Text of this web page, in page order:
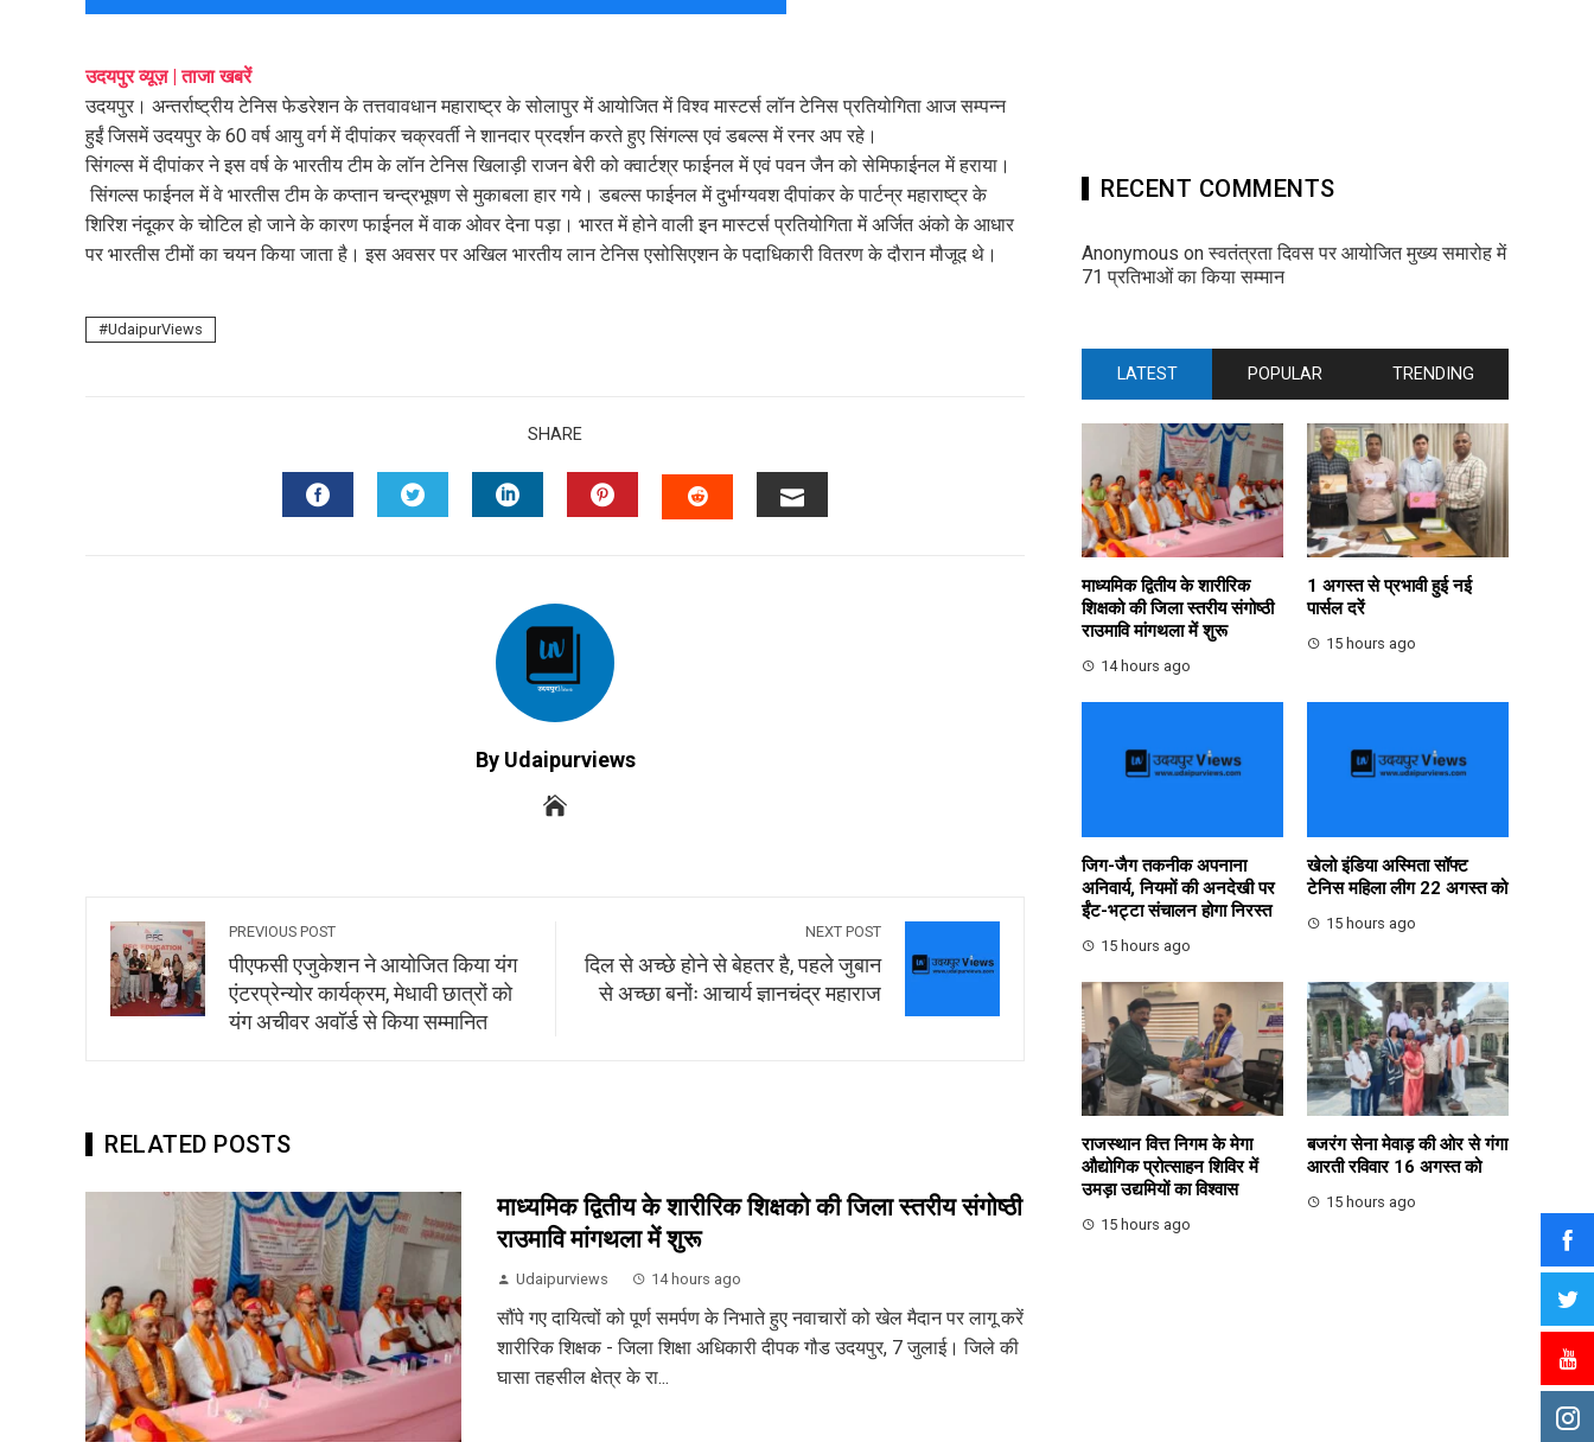
उदयपुर व्यूज़ | ताजा खबरें
उदयपुर। अन्तर्राष्ट्रीय टेनिस फेडरेशन के तत्तवावधान महाराष्ट्र के सोलापुर में आयोजित में विश्व मास्टर्स लॉन टेनिस प्रतियोगिता आज सम्पन्न
हुईं जिसमें उदयपुर के 60 वर्ष आयु वर्ग में दीपांकर चक्रवर्ती ने शानदार प्रदर्शन करते हुए सिंगल्स एवं डबल्स में रनर अप रहे।
सिंगल्स में दीपांकर ने इस वर्ष के भारतीय टीम के लॉन टेनिस खिलाड़ी राजन बेरी को क्वार्टश्र फाईनल में एवं पवन जैन को सेमिफाईनल में हराया।
सिंगल्स फाईनल में वे भारतीस टीम के कप्तान चन्द्रभूषण से मुकाबला हार गये। डबल्स फाईनल में दुर्भाग्यवश दीपांकर के पार्टन्र महाराष्ट्र के
शिरिश नंदूकर के चोटिल हो जाने के कारण फाईनल में वाक ओवर देना पड़ा। भारत में होने वाली इन मास्टर्स प्रतियोगिता में अर्जित अंको के आधार
पर भारतीस टीमों का चयन किया जाता है। इस अवसर पर अखिल भारतीय लान टेनिस एसोसिएशन के पदाधिकारी वितरण के दौरान मौजूद थे।
UdaipurViews
SHARE
By Udaipurviews
PREVIOUS POST
पीएफसी एजुकेशन ने आयोजित किया यंग
एंटरप्रेन्योर कार्यक्रम, मेधावी छात्रों को
यंग अचीवर अवॉर्ड से किया सम्मानित
NEXT POST
दिल से अच्छे होने से बेहतर है, पहले जुबान
से अच्छा बनोंः आचार्य ज्ञानचंद्र महाराज
RELATED POSTS
माध्यमिक द्वितीय के शारीरिक शिक्षको की जिला स्तरीय संगोष्ठी
राउमावि मांगथला में शुरू
Udaipurviews 14 hours ago
सौंपे गए दायित्वों को पूर्ण समर्पण के निभाते हुए नवाचारों को खेल मैदान पर लागू करें
शारीरिक शिक्षक - जिला शिक्षा अधिकारी दीपक गौड उदयपुर, 7 जुलाई। जिले की
घासा तहसील क्षेत्र के रा...
RECENT COMMENTS
Anonymous onस्वतंत्रता दिवस पर आयोजित मुख्य समारोह में
71 प्रतिभाओं का किया सम्मान
LATEST POPULAR TRENDING
माध्यमिक द्वितीय के शारीरिक
शिक्षको की जिला स्तरीय संगोष्ठी
राउमावि मांगथला में शुरू
14 hours ago
1 अगस्त से प्रभावी हुई नई
पार्सल दरें
15 hours ago
जिग-जैग तकनीक अपनाना
अनिवार्य, नियमों की अनदेखी पर
ईंट-भट्टा संचालन होगा निरस्त
15 hours ago
खेलो इंडिया अस्मिता सॉफ्ट
टेनिस महिला लीग 22 अगस्त को
15 hours ago
राजस्थान वित्त निगम के मेगा
औद्योगिक प्रोत्साहन शिविर में
उमड़ा उद्यमियों का विश्वास
15 hours ago
बजरंग सेना मेवाड़ की ओर से गंगा
आरती रविवार 16 अगस्त को
15 hours ago